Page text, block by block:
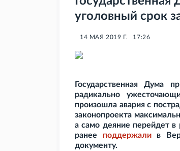
уголовный срок
14 МАЯ 2019 Г. 17:26
Государственная Дума
радикально
произошла авария с
законопроекта
а само деяние перейдет в
ранее поддержалив
документу.